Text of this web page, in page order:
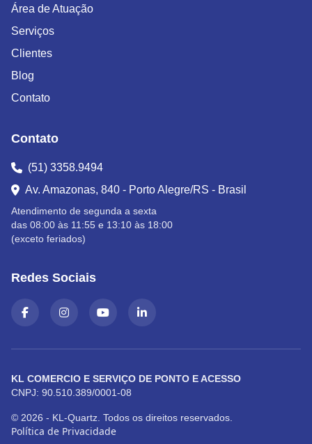
Área de Atuação
Serviços
Clientes
Blog
Contato
Contato
(51) 3358.9494
Av. Amazonas, 840 - Porto Alegre/RS - Brasil
Atendimento de segunda a sexta
das 08:00 às 11:55 e 13:10 às 18:00
(exceto feriados)
Redes Sociais
KL COMERCIO E SERVIÇO DE PONTO E ACESSO
CNPJ: 90.510.389/0001-08
© 2026 - KL-Quartz. Todos os direitos reservados.
Política de Privacidade